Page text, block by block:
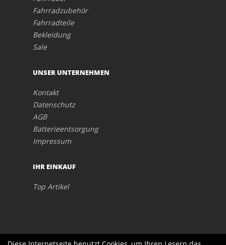
Fahrradzubehör
Fahrradteile
Bekleidung
Sale
UNSER UNTERNEHMEN
Kontakt
Datenschutz
AGB
Batterieentsorgung
Impressum
IHR EINKAUF
Top Artikel